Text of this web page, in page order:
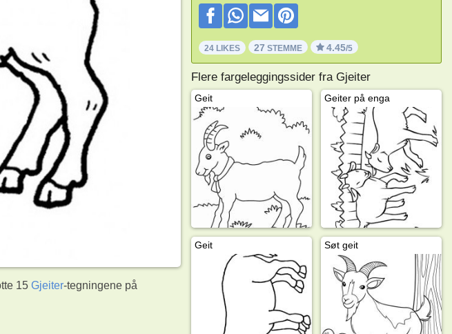
15Gjeiter-tegningene på
24 LIKES 27 STEMME 4.45/5
Flere fargeleggingssider fra Gjeiter
Geit Geiter på enga
Geit Søt geit